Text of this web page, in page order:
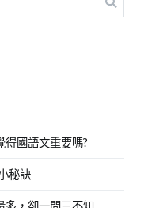
得國語文重要嗎?
秘訣